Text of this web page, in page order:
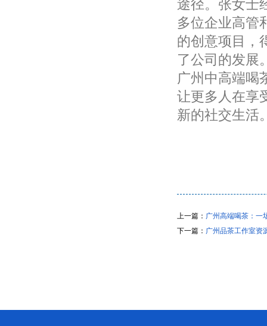
途径。张女士
多位企业高管
的创意项目，
了公司的发展
广州中高端喝
让更多人在享
新的社交生活
上一篇： 广州高端喝茶：一
下一篇： 广州品茶工作室资